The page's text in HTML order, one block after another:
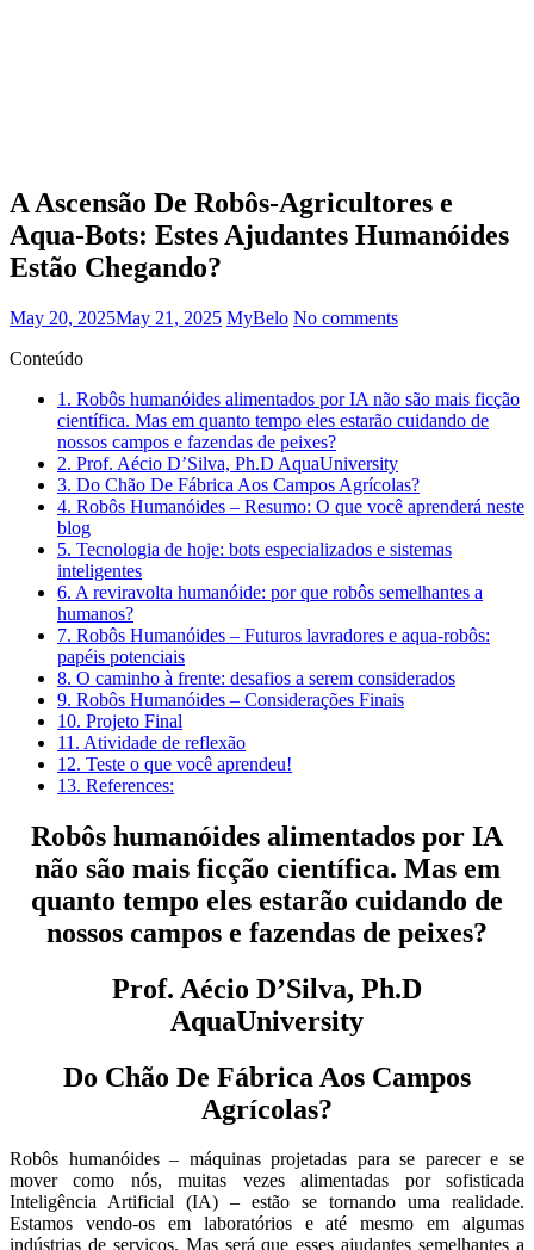
A Ascensão De Robôs-Agricultores e
Aqua-Bots: Estes Ajudantes Humanóides
Estão Chegando?
May 20, 2025May 21, 2025 MyBelo No comments
Conteúdo
1. Robôs humanóides alimentados por IA não são mais ficção
científica. Mas em quanto tempo eles estarão cuidando de
nossos campos e fazendas de peixes?
2. Prof. Aécio D’Silva, Ph.D AquaUniversity
3. Do Chão De Fábrica Aos Campos Agrícolas?
4. Robôs Humanóides – Resumo: O que você aprenderá neste
blog
5. Tecnologia de hoje: bots especializados e sistemas
inteligentes
6. A reviravolta humanóide: por que robôs semelhantes a
humanos?
7. Robôs Humanóides – Futuros lavradores e aqua-robôs:
papéis potenciais
8. O caminho à frente: desafios a serem considerados
9. Robôs Humanóides – Considerações Finais
10. Projeto Final
11. Atividade de reflexão
12. Teste o que você aprendeu!
13. References:
Robôs humanóides alimentados por IA
não são mais ficção científica. Mas em
quanto tempo eles estarão cuidando de
nossos campos e fazendas de peixes?
Prof. Aécio D’Silva, Ph.D
AquaUniversity
Do Chão De Fábrica Aos Campos
Agrícolas?
Robôs humanóides – máquinas projetadas para se parecer e se
mover como nós, muitas vezes alimentadas por sofisticada
Inteligência Artificial (IA) – estão se tornando uma realidade.
Estamos vendo-os em laboratórios e até mesmo em algumas
indústrias de serviços. Mas será que esses ajudantes semelhantes a